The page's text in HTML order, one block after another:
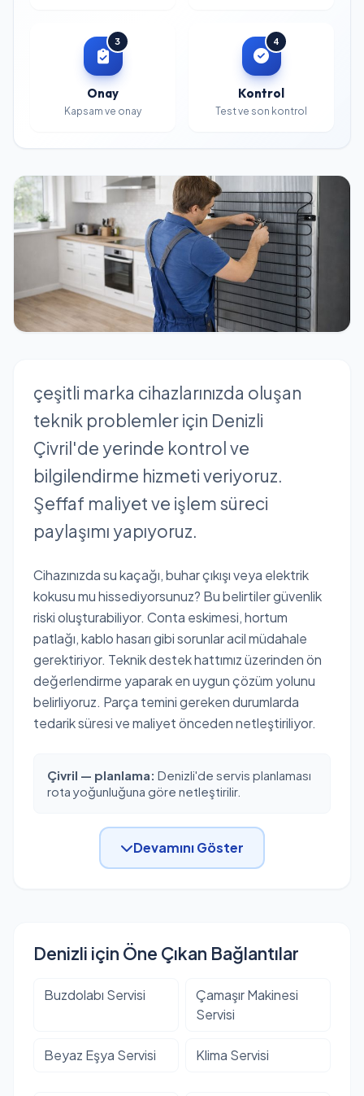
3
Onay
Kapsam ve onay
4
Kontrol
Test ve son kontrol
çeşitli marka cihazlarınızda oluşan
teknik problemler için Denizli
Çivril'de yerinde kontrol ve
bilgilendirme hizmeti veriyoruz.
Şeffaf maliyet ve işlem süreci
paylaşımı yapıyoruz.
Cihazınızda su kaçağı, buhar çıkışı veya elektrik
kokusu mu hissediyorsunuz? Bu belirtiler güvenlik
riski oluşturabiliyor. Conta eskimesi, hortum
patlağı, kablo hasarı gibi sorunlar acil müdahale
gerektiriyor. Teknik destek hattımız üzerinden ön
değerlendirme yaparak en uygun çözüm yolunu
belirliyoruz. Parça temini gereken durumlarda
tedarik süresi ve maliyet önceden netleştiriliyor.
Çivril — planlama: Denizli'de servis planlaması
rota yoğunluğuna göre netleştirilir.
Devamını Göster
Denizli için Öne Çıkan Bağlantılar
Buzdolabı Servisi
Çamaşır Makinesi
Servisi
Beyaz Eşya Servisi Klima Servisi